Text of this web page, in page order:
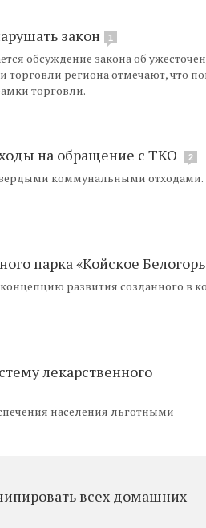
закон 1
обсуждение закона об
региона отмечают, что
торговли.
на обращение с ТКО 2
коммунальными отходами.
парка «Койское
развития созданного в
лекарственного
населения льготными
всех домашних